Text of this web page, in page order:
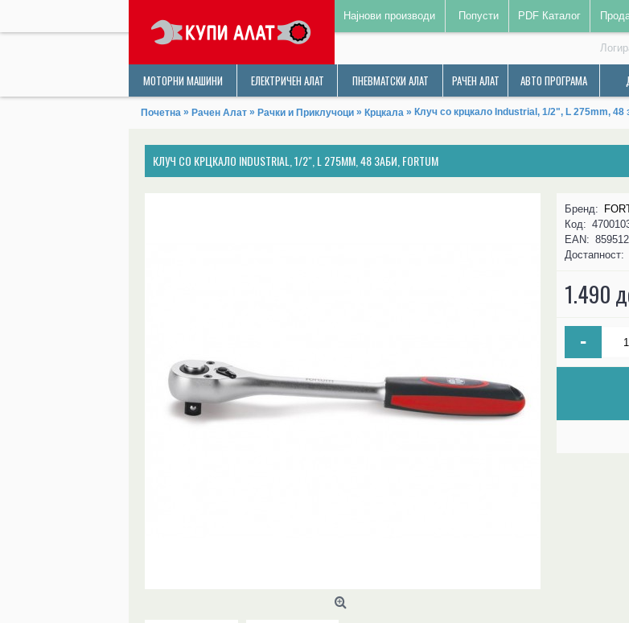
Најнови производи Попусти PDF Каталог
МОТОРНИ МАШИНИ ЕЛЕКТРИЧЕН АЛАТ ПНЕВМАТСКИ АЛАТ РАЧЕН АЛАТ АВТО ПРОГРАМА
Почетна » Рачен Алат » Рачки и Приклучоци » Крцкала » Клуч со крцкало Industrial, 1/2", L 275mm, 48
КЛУЧ СО КРЦКАЛО INDUSTRIAL, 1/2", L 275MM, 48 ЗАБИ, FORTUM
Бренд:
Код:
EAN:
Достапност:
1.490
-